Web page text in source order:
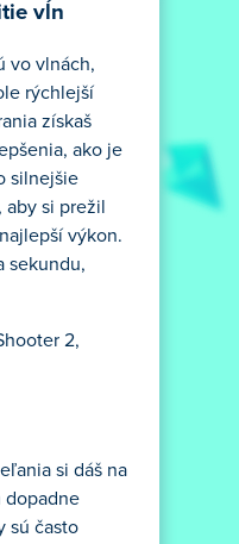
vĺn
vo vlnách,
rýchlejší
získaš
ako je
silnejšie
si prežil
výkon.
sekundu,
2,
si dáš na
dopadne
sú často